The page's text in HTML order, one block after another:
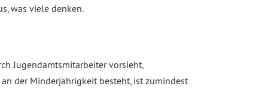
was viele denken.
Jugendamtsmitarbeiter vorsieht,
der Minderjährigkeit besteht, ist zumindest